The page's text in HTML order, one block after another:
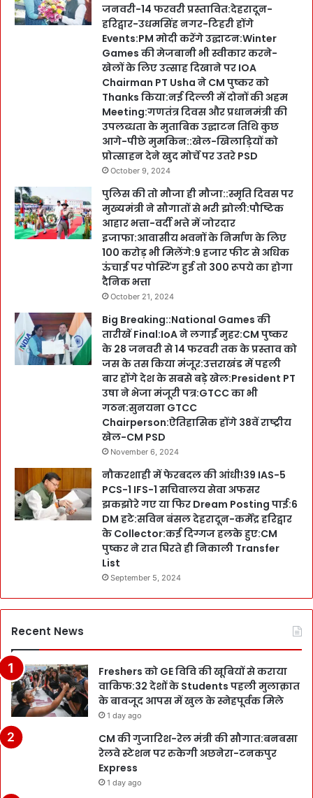
जनवरी-14 फरवरी प्रस्तावित:देहरादून-
हरिद्वार-उधमसिंह नगर-टिहरी होंगे
Events:PM मोदी करेंगे उद्घाटन:Winter
Games की मेजबानी भी स्वीकार करने-
खेलों के लिए उत्साह दिखाने पर IOA
Chairman PT Usha ने CM पुष्कर को
Thanks किया:नई दिल्ली में दोनों की अहम
Meeting:गणतंत्र दिवस और प्रधानमंत्री की
उपलब्धता के मुताबिक उद्घाटन तिथि कुछ
आगे-पीछे मुमकिन::खेल-खिलाड़ियों को
प्रोत्साहन देने खुद मोर्चे पर उतरे PSD
October 9, 2024
पुलिस की तो मौजा ही मौजा::स्मृति दिवस पर
मुख्यमंत्री ने सौगातों से भरी झोली:पौष्टिक
आहार भत्ता-वर्दी भत्ते में जोरदार
इजाफा:आवासीय भवनों के निर्माण के लिए
100 करोड़ भी मिलेंगे:9 हजार फीट से अधिक
ऊंचाई पर पोस्टिंग हुई तो 300 रूपये का होगा
दैनिक भत्ता
October 21, 2024
Big Breaking::National Games की
तारीखें Final:IoA ने लगाईं मुहर:CM पुष्कर
के 28 जनवरी से 14 फरवरी तक के प्रस्ताव को
जस के तस किया मंजूर:उत्तराखंड में पहली
बार होंगे देश के सबसे बड़े खेल:President PT
उषा ने भेजा मंजूरी पत्र:GTCC का भी
गठन:सुनयना GTCC
Chairperson:ऐतिहासिक होंगे 38वें राष्ट्रीय
खेल-CM PSD
November 6, 2024
नौकरशाही में फेरबदल की आंधी!39 IAS-5
PCS-1 IFS-1 सचिवालय सेवा अफसर
झकझोरे गए या फिर Dream Posting पाई:6
DM हटे:सविन बंसल देहरादून-कर्मेंद्र हरिद्वार
के Collector:कई दिग्गज हलके हुए:CM
पुष्कर ने रात घिरते ही निकाली Transfer
List
September 5, 2024
Recent News
Freshers को GE विवि की खूबियों से कराया
वाकिफ:32 देशों के Students पहली मुलाक़ात
के बावजूद आपस में खुल के स्नेहपूर्वक मिले
1 day ago
CM की गुजारिश-रेल मंत्री की सौगात:बनबसा
रेलवे स्टेशन पर रुकेगी अछनेरा-टनकपुर
Express
1 day ago